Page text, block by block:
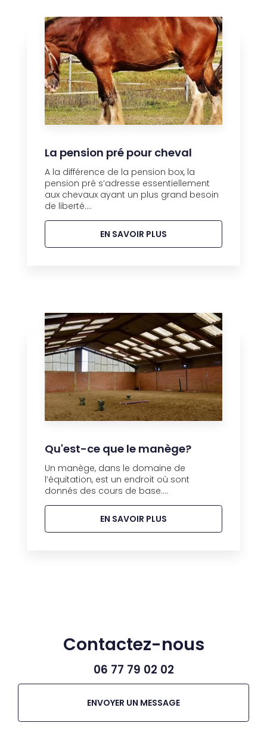
La pension pré pour cheval
A la différence de la pension box, la
pension pré s’adresse essentiellement
aux chevaux ayant un plus grand besoin
de liberté....
EN SAVOIR PLUS
Qu'est-ce que le manège?
Un manège, dans le domaine de
l’équitation, est un endroit où sont
donnés des cours de base....
EN SAVOIR PLUS
Contactez-nous
06 77 79 02 02
ENVOYER UN MESSAGE